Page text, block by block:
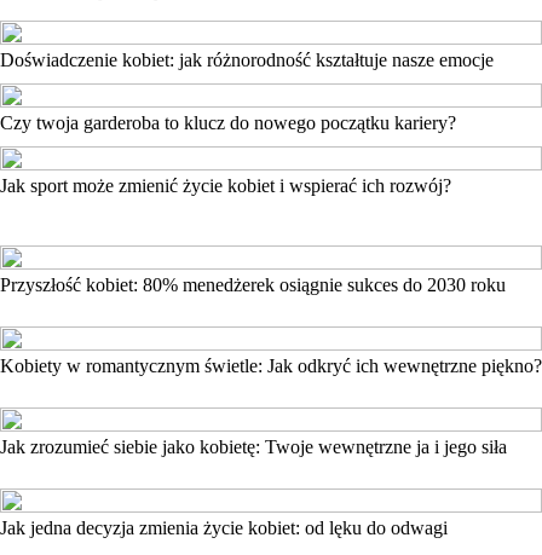
Doświadczenie kobiet: jak różnorodność kształtuje nasze emocje
Czy twoja garderoba to klucz do nowego początku kariery?
Jak sport może zmienić życie kobiet i wspierać ich rozwój?
Przyszłość kobiet: 80% menedżerek osiągnie sukces do 2030 roku
Kobiety w romantycznym świetle: Jak odkryć ich wewnętrzne piękno?
Jak zrozumieć siebie jako kobietę: Twoje wewnętrzne ja i jego siła
Jak jedna decyzja zmienia życie kobiet: od lęku do odwagi